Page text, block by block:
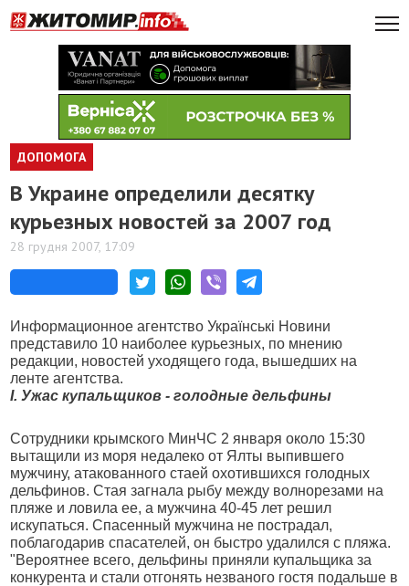
ДОПОМОГА
В Украине определили десятку
курьезных новостей за 2007 год
28 грудня 2007, 17:09
Информационное агентство Українські Новини
представило 10 наиболее курьезных, по мнению
редакции, новостей уходящего года, вышедших на
ленте агентства.
I. Ужас купальщиков - голодные дельфины
Сотрудники крымского МинЧС 2 января около 15:30
вытащили из моря недалеко от Ялты выпившего
мужчину, атакованного стаей охотившихся голодных
дельфинов. Стая загнала рыбу между волнорезами на
пляже и ловила ее, а мужчина 40-45 лет решил
искупаться. Спасенный мужчина не пострадал,
поблагодарив спасателей, он быстро удалился с пляжа.
"Вероятнее всего, дельфины приняли купальщика за
конкурента и стали отгонять незваного гостя подальше в